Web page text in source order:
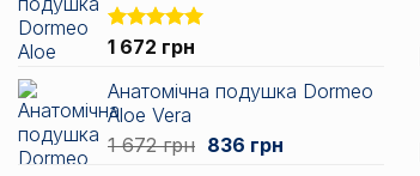
Оцінено в
з 5
1 672 грн
Анатомічна подушка Dormeo
Aloe Vera
1 672грн Оригінальна
836 грнПоточна